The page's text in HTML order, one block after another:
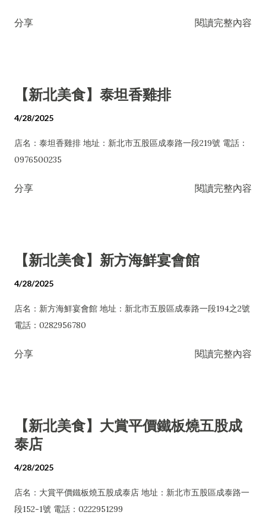
分享 閱讀完整內容
【新北美食】泰坦香雞排
4/28/2025
店名：泰坦香雞排 地址：新北市五股區成泰路一段219號 電話：
0976500235
分享 閱讀完整內容
【新北美食】新方海鮮宴會館
4/28/2025
店名：新方海鮮宴會館 地址：新北市五股區成泰路一段194之2號
電話：0282956780
分享 閱讀完整內容
【新北美食】大賞平價鐵板燒五股成
泰店
4/28/2025
店名：大賞平價鐵板燒五股成泰店 地址：新北市五股區成泰路一
段152-1號 電話：0222951299